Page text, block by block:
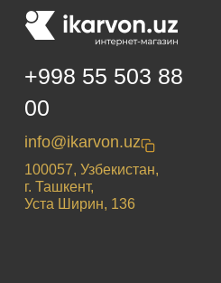
+998 55 503 88
00
info@ikarvon.uz
100057, Узбекистан,
г. Ташкент,
Уста Ширин, 136